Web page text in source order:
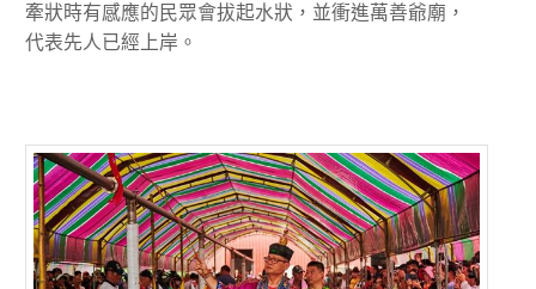
牽狀時有感應的民眾會拔起水狀，並衝進萬善爺廟，
代表先人已經上岸。